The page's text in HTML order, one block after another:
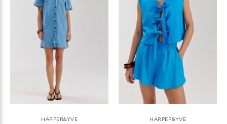
HARPER&YVE HARPER&YVE